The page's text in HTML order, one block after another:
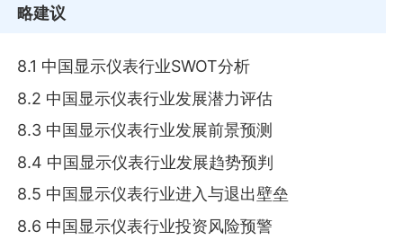
略建议
8.1 中国显示仪表行业SWOT分析
8.2 中国显示仪表行业发展潜力评估
8.3 中国显示仪表行业发展前景预测
8.4 中国显示仪表行业发展趋势预判
8.5 中国显示仪表行业进入与退出壁垒
8.6 中国显示仪表行业投资风险预警